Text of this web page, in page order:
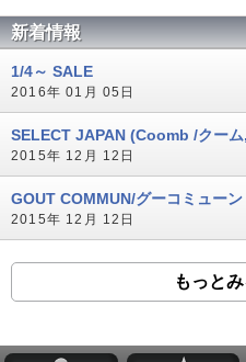
新着情報
1/4～ SALE
2016年 01月 05日
SELECT JAPAN (Coomb /クー
2015年 12月 12日
GOUT COMMUN/グーコミュー
2015年 12月 12日
もっと